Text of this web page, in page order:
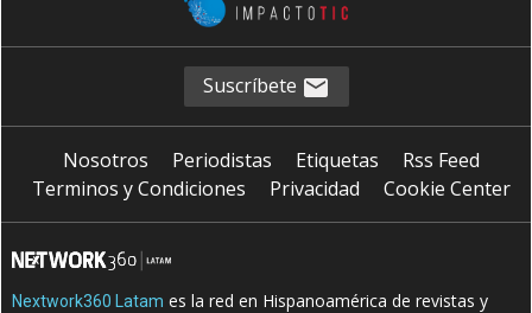
Suscríbete
Nosotros Periodistas Etiquetas
Rss Feed
Terminos y Condiciones
Privacidad Cookie Center
Nextwork360 Latam es la red en Hispanoamérica de revistas y